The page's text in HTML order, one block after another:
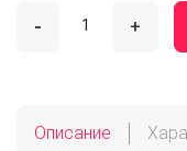
- +
Описание